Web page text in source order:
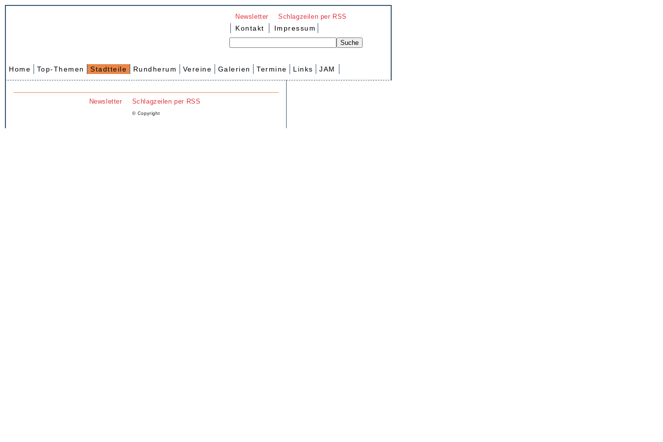
Newsletter Schlagzeilen per RSS
Kontakt Impressum
Home Top-Themen Stadtteile Rundherum Vereine Galerien Termine Links JAM
Newsletter Schlagzeilen per RSS
© Copyright